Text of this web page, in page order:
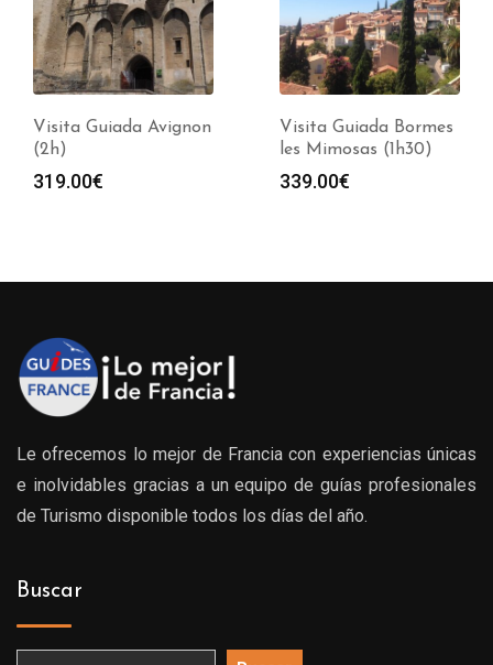
Visita Guiada Avignon
(2h)
319.00€
Visita Guiada Bormes
les Mimosas (1h30)
339.00€
Le ofrecemos lo mejor de Francia con experiencias únicas
e inolvidables gracias a un equipo de guías profesionales
de Turismo disponible todos los días del año.
Buscar